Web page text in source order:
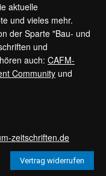
aktuelle
und vieles mehr.
der Sparte "Bau- und
und
auch: CAFM-
Community und
zeitschriften.de
Vertrag widerrufen